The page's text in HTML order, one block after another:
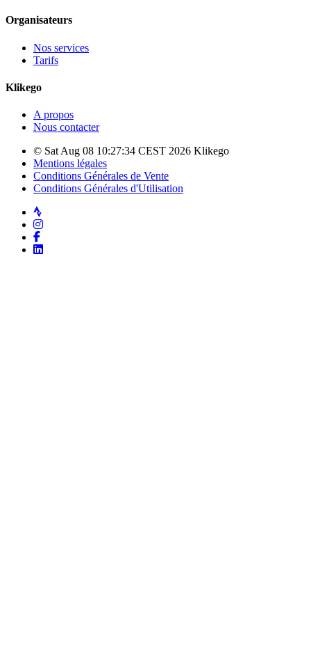
Organisateurs
Nos services
Tarifs
Klikego
A propos
Nous contacter
© Sat Aug 08 10:27:34 CEST 2026 Klikego
Mentions légales
Conditions Générales de Vente
Conditions Générales d'Utilisation
Strava
Instagram
Facebook
LinkedIn